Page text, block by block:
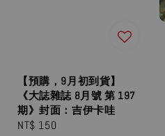
【預購，9月初到貨】
《大誌雜誌 8月號 第 197
期》封面：吉伊卡哇
Regular
NT$ 150